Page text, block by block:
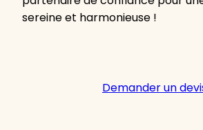
sereine et harmonieuse !
Demander un